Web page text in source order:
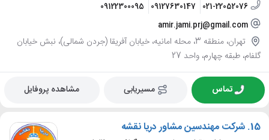
021-22052076
09127630147
09122300095
amir.jami.prj@gmail.com
تهران، منطقه 3، محله امانیه، خیابان آفریقا (جردن شمالی)، نبش خیابان
گلفام، طبقه چهارم، واحد 27
تماس مسیریابی مشاهده پروفایل
15. شرکت مهندسین مشاور دریا نقشه